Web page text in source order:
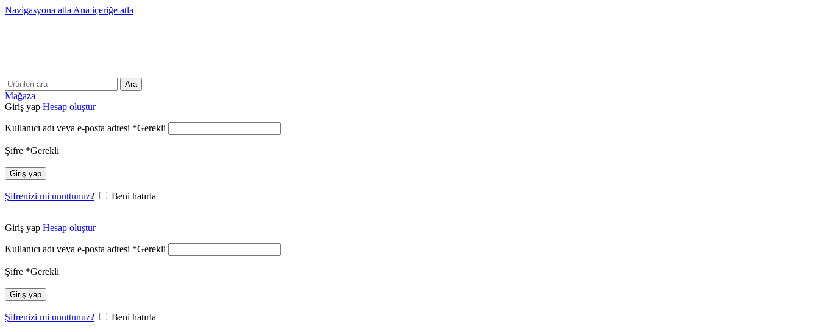
Navigasyona atla Ana içeriğe atla
Ara
Mağaza
Giriş yap Hesap oluştur
Kullanıcı adı veya e-posta adresi *Gerekli
Şifre *Gerekli
Giriş yap
Şifrenizi mi unuttunuz? Beni hatırla
Giriş yap Hesap oluştur
Kullanıcı adı veya e-posta adresi *Gerekli
Şifre *Gerekli
Giriş yap
Şifrenizi mi unuttunuz?
Beni hatırla